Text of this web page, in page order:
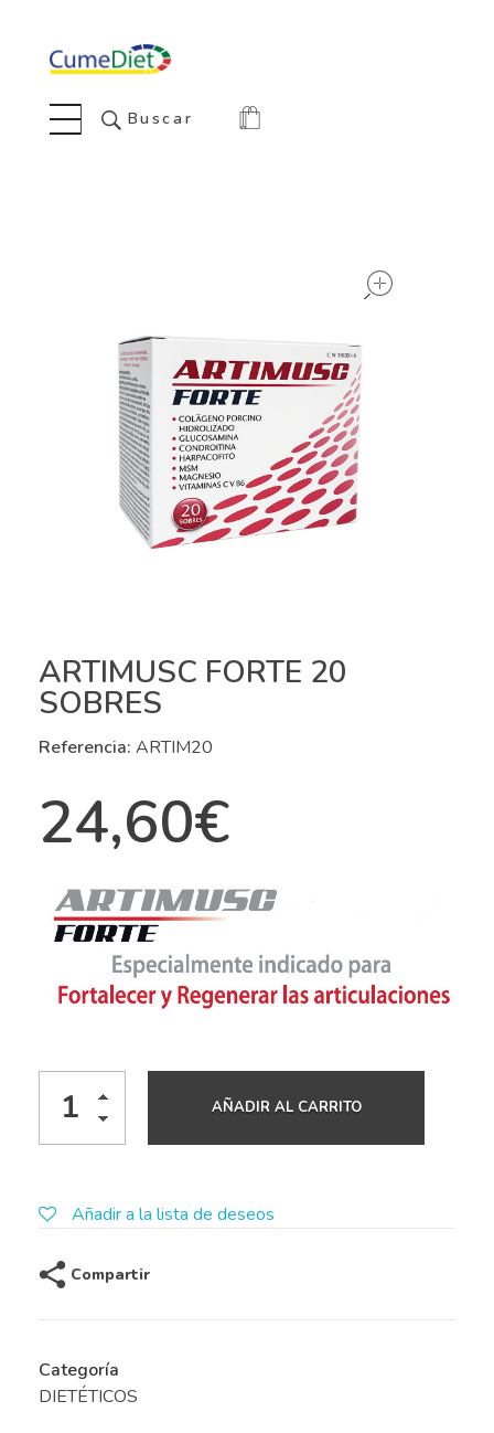
Buscar
ARTIMUSC FORTE 20
SOBRES
Referencia: ARTIM20
24,60€
AÑADIR AL CARRITO
Añadir a la lista de deseos
Compartir
Categoría
DIETÉTICOS